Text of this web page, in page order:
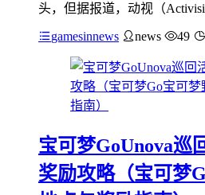
头，但据报道，动视（
gamesinnews news 49
宝可梦GoUnova巡
奖励攻略（宝可梦